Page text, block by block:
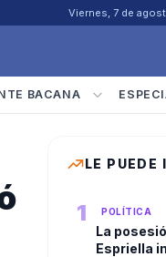
Viernes, 7 de
BACANA
LE PUEDE
1 POLÍTICA
La
Espriella